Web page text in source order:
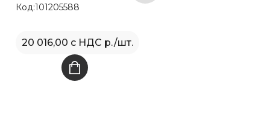
Код:101205588
20 016,00 с НДС р./шт.